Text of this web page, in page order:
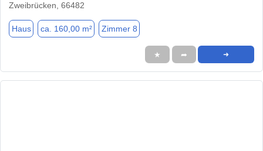
Zweibrücken, 66482
Haus ca. 160,00 m² Zimmer 8
★ ➦ ➜